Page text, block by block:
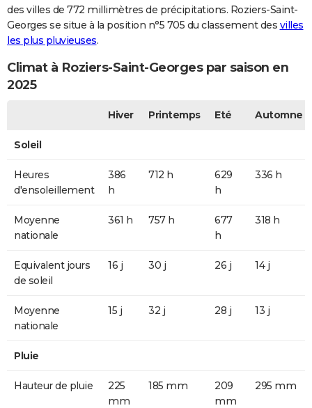
des villes de 772 millimètres de précipitations. Roziers-Saint-
Georges se situe à la position n°5 705 du classement des villes
les plus pluvieuses.
Climat à Roziers-Saint-Georges par saison en
2025
Hiver Printemps Eté Automne
Soleil
Heures
d'ensoleillement
386
h
712 h
629
h
336 h
Moyenne
nationale
361 h 757 h
677
h
318 h
Equivalent jours
de soleil
16 j 30 j 26 j 14 j
Moyenne
nationale
15 j 32 j 28 j 13 j
Pluie
Hauteur de pluie
225
mm
185 mm
209
mm
295 mm